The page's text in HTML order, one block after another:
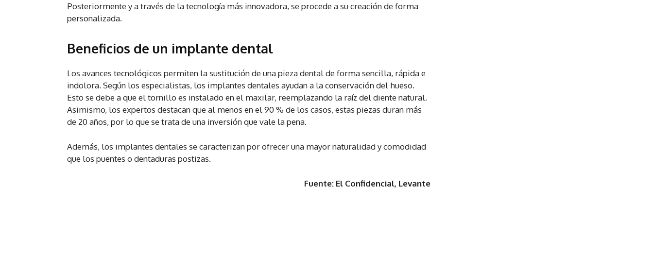
Posteriormente y a través de la tecnología más innovadora, se procede a su creación de forma
personalizada.
Beneficios de un implante dental
Los avances tecnológicos permiten la sustitución de una pieza dental de forma sencilla, rápida e
indolora. Según los especialistas, los implantes dentales ayudan a la conservación del hueso.
Esto se debe a que el tornillo es instalado en el maxilar, reemplazando la raíz del diente natural.
Asimismo, los expertos destacan que al menos en el 90 % de los casos, estas piezas duran más
de 20 años, por lo que se trata de una inversión que vale la pena.
Además, los implantes dentales se caracterizan por ofrecer una mayor naturalidad y comodidad
que los puentes o dentaduras postizas.
Fuente: El Confidencial, Levante